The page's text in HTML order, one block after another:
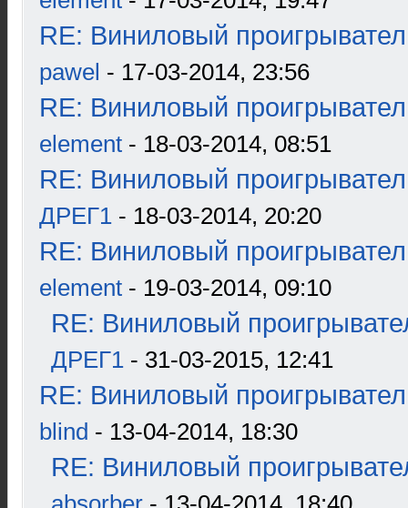
RE: Виниловый
pawel - 17-03-2014, 23:56
RE: Виниловый
element - 18-03-2014, 08:51
RE: Виниловый
ДРЕГ1 - 18-03-2014, 20:20
RE: Виниловый
element - 19-03-2014, 09:10
RE: Виниловый
ДРЕГ1 - 31-03-2015, 12:41
RE: Виниловый
blind - 13-04-2014, 18:30
RE: Виниловый